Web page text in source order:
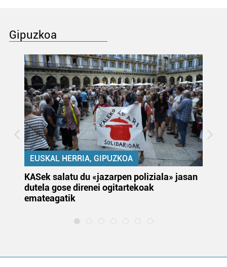
Gipuzkoa
EUSKAL HERRIA, GIPUZKOA
KASek salatu du «jazarpen poliziala» jasan
dutela gose direnei ogitartekoak
emateagatik